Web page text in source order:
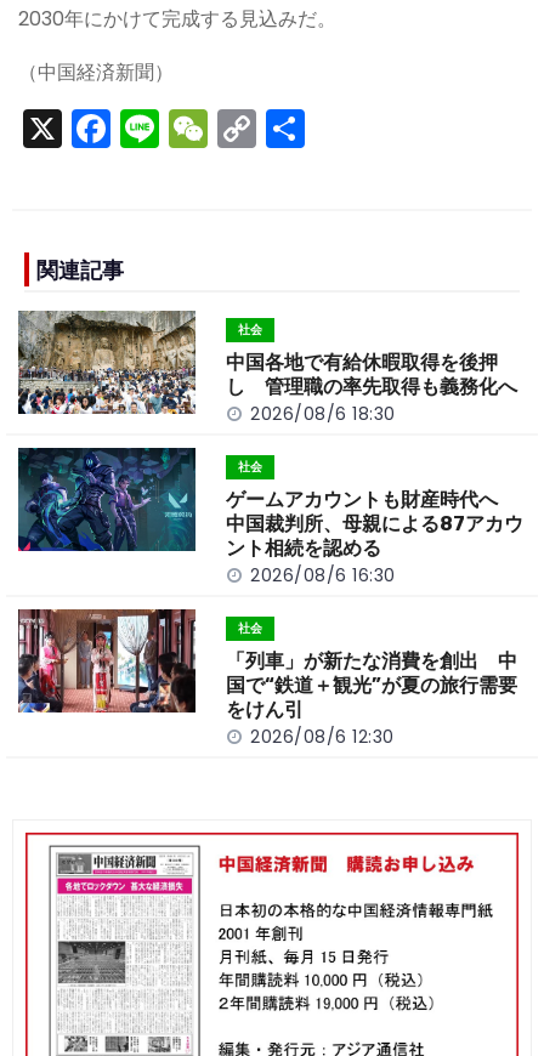
2030年にかけて完成する見込みだ。
（中国経済新聞）
X F
e
b
o
o
k
Li W C
n
k
関連記事
社会
中国各地で有給休暇取得を後押
し 管理職の率先取得も義務化へ
2026/08/6 18:30
社会
ゲームアカウントも財産時代へ
中国裁判所、母親による87アカウ
ント相続を認める
2026/08/6 16:30
社会
「列車」が新たな消費を創出 中
国で“鉄道＋観光”が夏の旅行需要
をけん引
2026/08/6 12:30